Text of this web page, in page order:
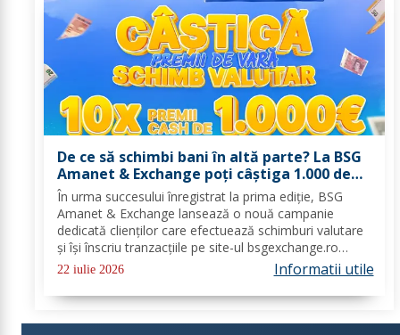
De ce să schimbi bani în altă parte? La BSG
Amanet & Exchange poți câștiga 1.000 de
euro cash!
În urma succesului înregistrat la prima ediție, BSG
Amanet & Exchange lansează o nouă campanie
dedicată clienților care efectuează schimburi valutare
și își înscriu tranzacțiile pe site-ul bsgexchange.ro
Operațiunile pot fi realizate în agenții în perioada 20
22 iulie 2026 Informatii utile